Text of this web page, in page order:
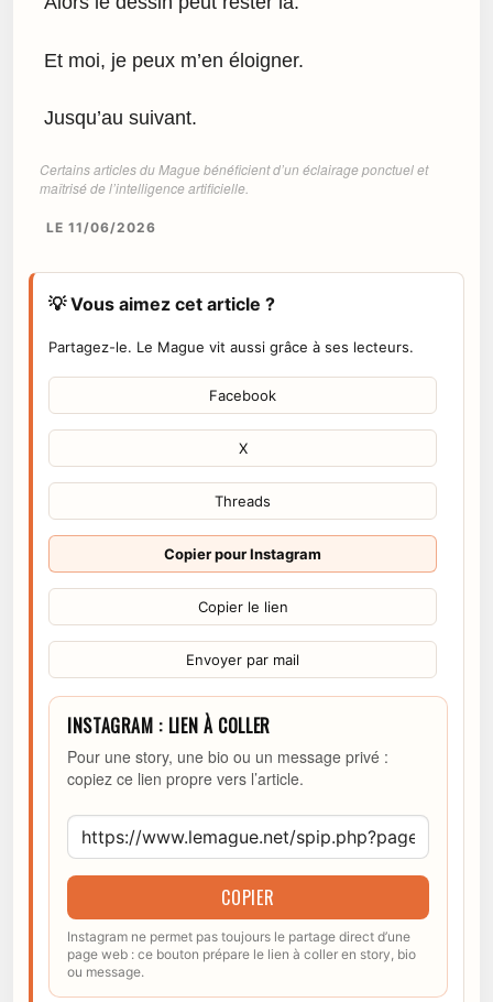
Et moi, je peux m’en éloigner.
Jusqu’au suivant.
Certains articles du Mague bénéficient d’un éclairage ponctuel et
maîtrisé de l’intelligence artificielle.
LE 11/06/2026
💡 Vous aimez cet article ?
Partagez-le. Le Mague vit aussi grâce à ses lecteurs.
Facebook
X
Threads
Copier pour Instagram
Copier le lien
Envoyer par mail
INSTAGRAM : LIEN À COLLER
Pour une story, une bio ou un message privé :
copiez ce lien propre vers l’article.
COPIER
Instagram ne permet pas toujours le partage direct d’une
page web : ce bouton prépare le lien à coller en story, bio
ou message.